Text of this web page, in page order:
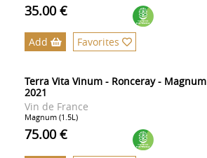
35.00 €
Add Favorites
Terra Vita Vinum - Ronceray - Magnum
2021
Vin de France
Magnum (1.5L)
75.00 €